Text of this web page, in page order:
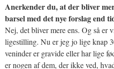
Anerkender du, at der bliver
barsel med det nye forslag end
Nej, det bliver mere ens. Og så er
ligestilling. Nu er jeg jo lige knap
veninder er gravide eller har lige
er nogen af dem, der ikke ved,